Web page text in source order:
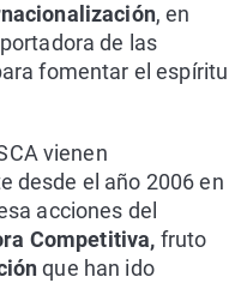
, en
de las
fomentar el espíritu
vienen
desde el año 2006 en
acciones del
Competitiva, fruto
que han ido